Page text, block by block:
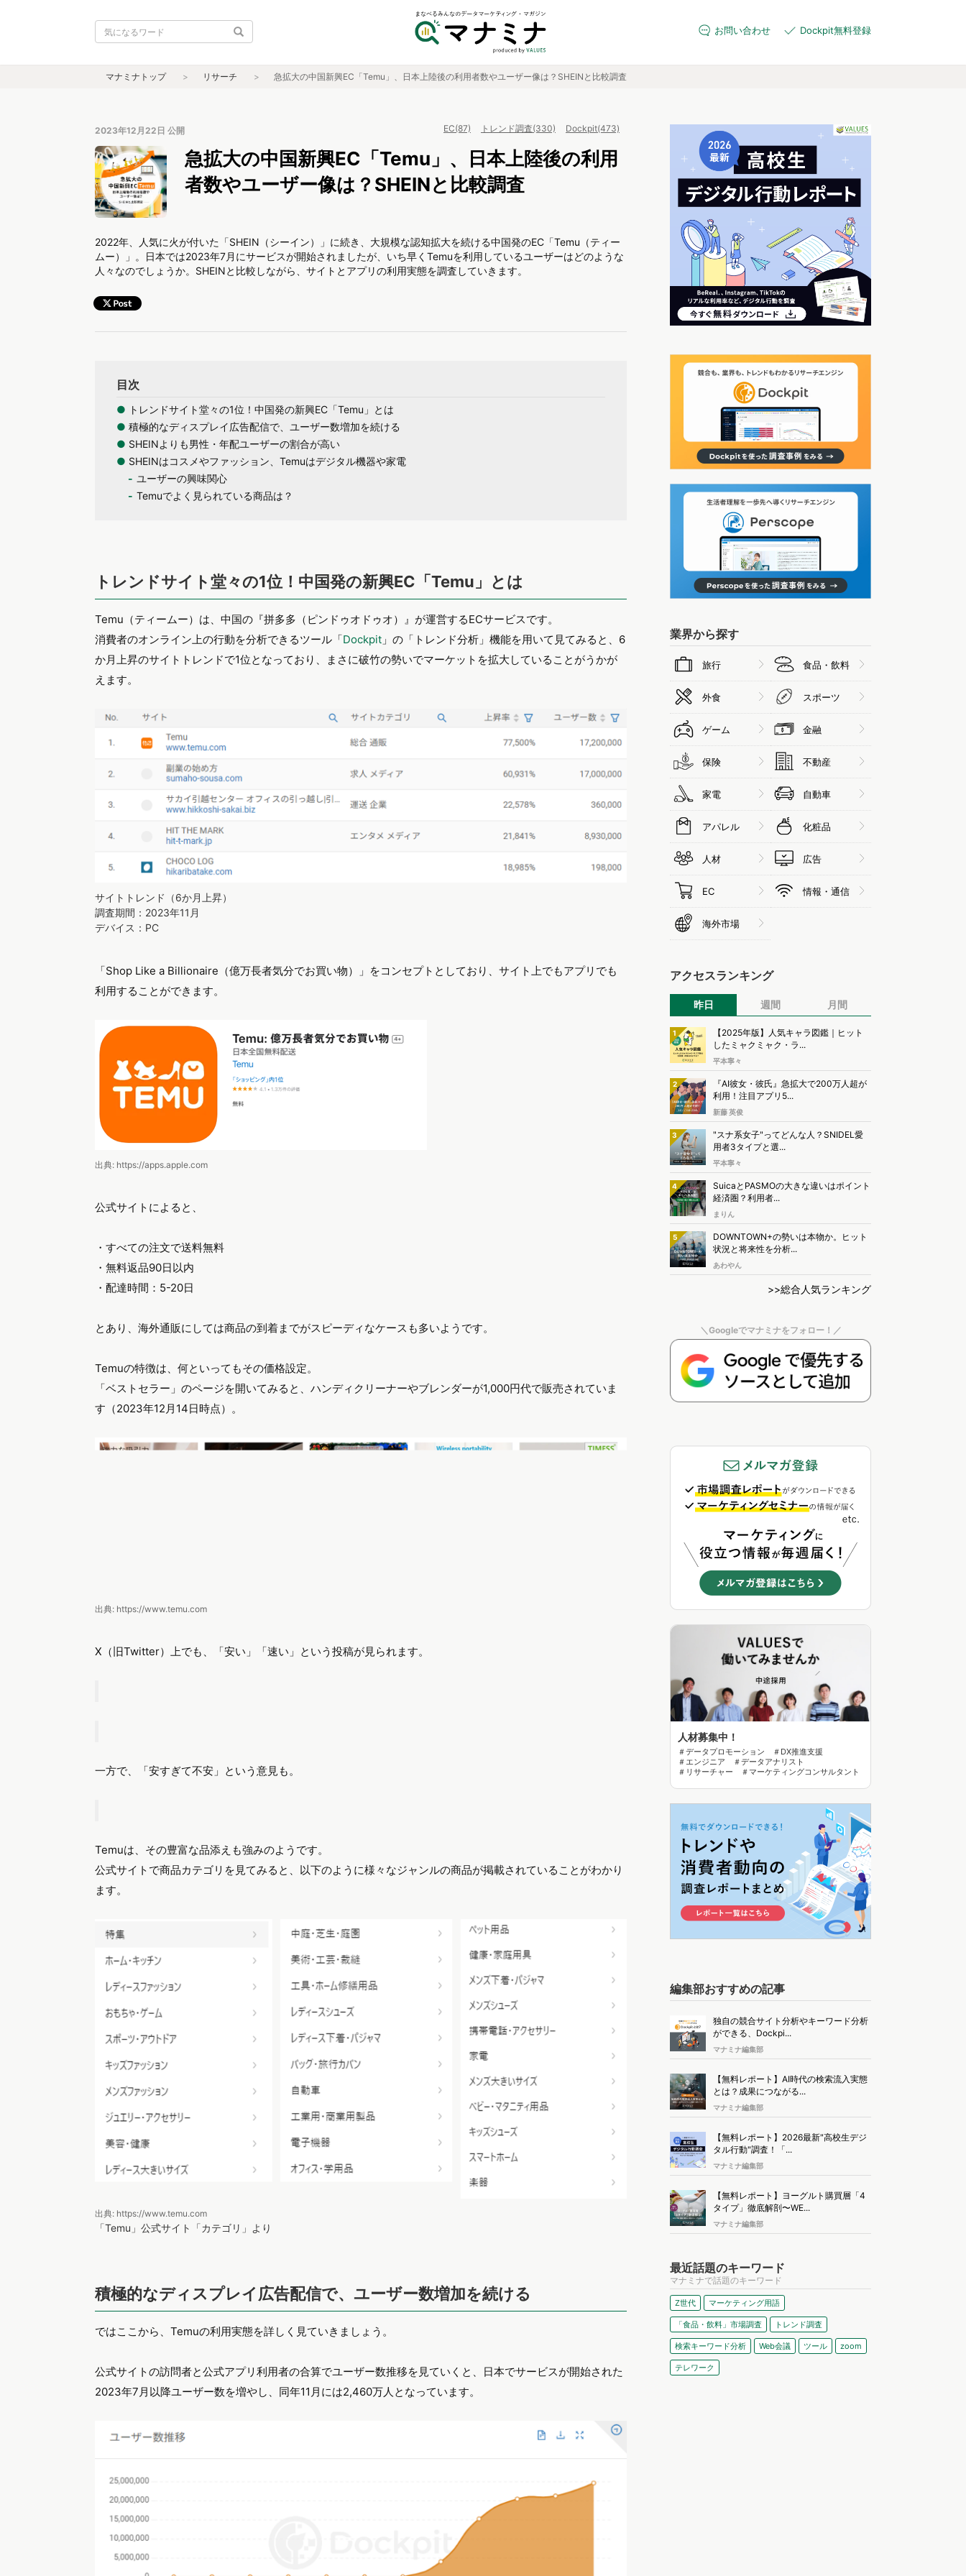
お問い合わせ Dockpit無料登録
マナミナトップ リサーチ 急拡大の中国新興EC「Temu」、日本上陸後の利用者数やユーザー像は？SHEINと比較調査
2023年12月22日 公開 EC(87) トレンド調査(330) Dockpit(473)
急拡大の中国新興EC「Temu」、日本上陸後の利用
者数やユーザー像は？SHEINと比較調査
2022年、人気に火が付いた「SHEIN（シーイン）」に続き、大規模な認知拡大を続ける中国発のEC「Temu（ティー
ムー）」。日本では2023年7月にサービスが開始されましたが、いち早くTemuを利用しているユーザーはどのような
人々なのでしょうか。SHEINと比較しながら、サイトとアプリの利用実態を調査していきます。
目次
● トレンドサイト堂々の1位！中国発の新興EC「Temu」とは
● 積極的なディスプレイ広告配信で、ユーザー数増加を続ける
● SHEINよりも男性・年配ユーザーの割合が高い
● SHEINはコスメやファッション、Temuはデジタル機器や家電
ユーザーの興味関心
Temuでよく見られている商品は？
トレンドサイト堂々の1位！中国発の新興EC「Temu」とは
Temu（ティームー）は、中国の『拼多多（ピンドゥオドゥオ）』が運営するECサービスです。
消費者のオンライン上の行動を分析できるツール「Dockpit 」の「トレンド分析」機能を用いて見てみると、6
か月上昇のサイトトレンドで1位となっており、まさに破竹の勢いでマーケットを拡大していることがうかが
えます。
サイトトレンド（6か月上昇）
調査期間：2023年11月
デバイス：PC
「Shop Like a Billionaire（億万長者気分でお買い物）」をコンセプトとしており、サイト上でもアプリでも
利用することができます。
出典: https://apps.apple.com
公式サイトによると、
・すべての注文で送料無料
・無料返品90日以内
・配達時間：5-20日
とあり、海外通販にしては商品の到着までがスピーディなケースも多いようです。
Temuの特徴は、何といってもその価格設定。
「ベストセラー」のページを開いてみると、ハンディクリーナーやブレンダーが1,000円代で販売されていま
す（2023年12月14日時点）。
出典: https://www.temu.com
X（旧Twitter）上でも、「安い」「速い」という投稿が見られます。
一方で、「安すぎて不安」という意見も。
Temuは、その豊富な品添えも強みのようです。
公式サイトで商品カテゴリを見てみると、以下のように様々なジャンルの商品が掲載されていることがわかり
ます。
出典: https://www.temu.com
「Temu」公式サイト「カテゴリ」より
積極的なディスプレイ広告配信で、ユーザー数増加を続ける
ではここから、Temuの利用実態を詳しく見ていきましょう。
公式サイトの訪問者と公式アプリ利用者の合算でユーザー数推移を見ていくと、日本でサービスが開始された
2023年7月以降ユーザー数を増やし、同年11月には2,460万人となっています。
業界から探す
旅行 食品・飲料
外食 スポーツ
ゲーム 金融
保険 不動産
家電 自動車
アパレル 化粧品
人材 広告
EC 情報・通信
海外市場
アクセスランキング
昨日 週間 月間
1
【2025年版】人気キャラ図鑑｜ヒット
したミャクミャク・ラ...
平本寧々
2
『AI彼女・彼氏』急拡大で200万人超が
利用！注目アプリ5...
新藤 英俊
3
"スナ系女子"ってどんな人？SNIDEL愛
用者3タイプと選...
平本寧々
4
SuicaとPASMOの大きな違いはポイント
経済圏？利用者...
まりん
5
DOWNTOWN+の勢いは本物か。ヒット
状況と将来性を分析...
あわやん
>>総合人気ランキング
＼Googleでマナミナをフォロー！／
人材募集中！
＃データプロモーション ＃DX推進支援
＃エンジニア ＃データアナリスト
＃リサーチャー ＃マーケティングコンサルタント
編集部おすすめの記事
独自の競合サイト分析やキーワード分析
ができる、Dockpi...
マナミナ編集部
【無料レポート】AI時代の検索流入実態
とは？成果につながる...
マナミナ編集部
【無料レポート】2026最新"高校生デジ
タル行動"調査！「...
マナミナ編集部
【無料レポート】ヨーグルト購買層「4
タイプ」徹底解剖〜WE...
マナミナ編集部
最近話題のキーワード
マナミナで話題のキーワード
Z世代 マーケティング用語
「食品・飲料」市場調査 トレンド調査
検索キーワード分析 Web会議 ツール zoom
テレワーク